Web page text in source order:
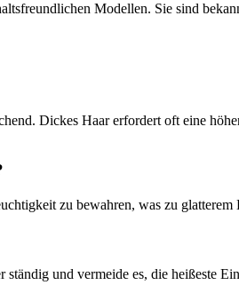
Modellen. Sie sind
Dickes Haar erfordert oft eine
zu bewahren, was zu
und vermeide es, die heißeste